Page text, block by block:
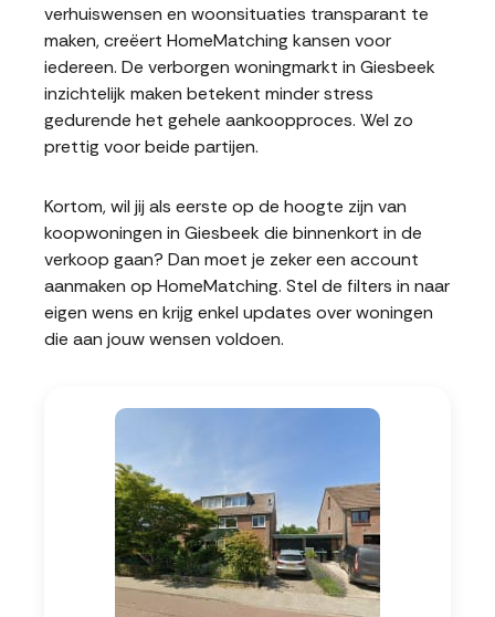
verhuiswensen en woonsituaties transparant te
maken, creëert HomeMatching kansen voor
iedereen. De verborgen woningmarkt in Giesbeek
inzichtelijk maken betekent minder stress
gedurende het gehele aankoopproces. Wel zo
prettig voor beide partijen.
Kortom, wil jij als eerste op de hoogte zijn van
koopwoningen in Giesbeek die binnenkort in de
verkoop gaan? Dan moet je zeker een account
aanmaken op HomeMatching. Stel de filters in naar
eigen wens en krijg enkel updates over woningen
die aan jouw wensen voldoen.